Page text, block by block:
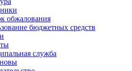
обжалования
бюджетных средств
служба